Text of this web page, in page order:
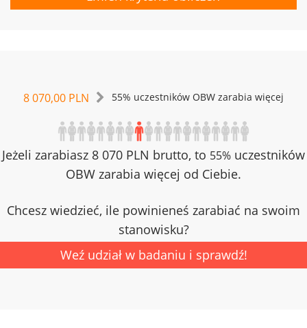
8 070,00 PLN 55% uczestników OBW zarabia więcej
Jeżeli zarabiasz 8 070 PLN brutto, to 55% uczestników
OBW zarabia więcej od Ciebie.
Chcesz wiedzieć, ile powinieneś zarabiać na swoim
stanowisku?
Weź udział w badaniu i sprawdź!